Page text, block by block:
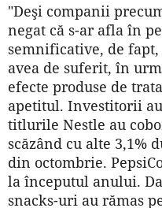
"Deşi companii
negat că s-ar afla în
semnificative, de
avea de suferit, în
efecte produse de
apetitul. Investitorii
titlurile Nestle au
scăzând cu alte 3,1%
din octombrie.
la începutul anului.
snacks-uri au rămas